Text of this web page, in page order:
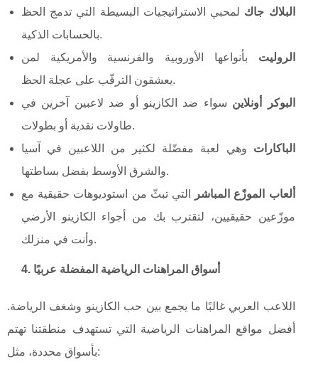
البلاك جاك لمحبي الاستراتيجيات البسيطة التي تدمج الحظ
بالحسابات الذكية.
الروليت بأنواعها الأوروبية والفرنسية والأمريكية لمن
يعشقون الترقّب على عجلة الحظ.
البوكر أونلاين سواء ضد الكازينو أو ضد لاعبين آخرين في
طاولات نقدية أو بطولات.
الباكارات وهي لعبة مفضّلة لكثير من اللاعبين في آسيا
والشرق الأوسط بفضل بساطتها.
ألعاب الموزّع المباشر
التي تبثّ من استوديوهات حقيقية مع
موزّعين حقيقيين، لتقترب بك من أجواء الكازينو الأرضي
وأنت في منزلك.
4. أسواق المراهنات الرياضية المفضلة عربيًا
اللاعب العربي غالبًا ما يجمع بين حب الكازينو وشغف الرياضة.
أفضل مواقع المراهنات الرياضية التي تستهدف منطقتنا تهتم
بأسواق محددة، مثل: